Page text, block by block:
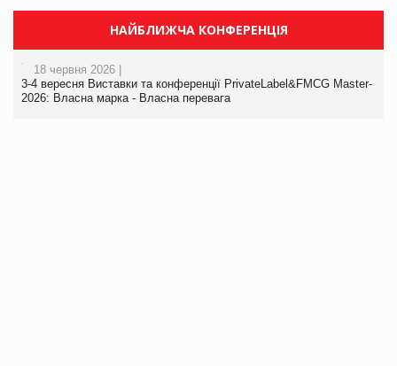
НАЙБЛИЖЧА КОНФЕРЕНЦІЯ
18 червня 2026 |
3-4 вересня Виставки та конференції PrivateLabel&FMCG Master-
2026: Власна марка - Власна перевага